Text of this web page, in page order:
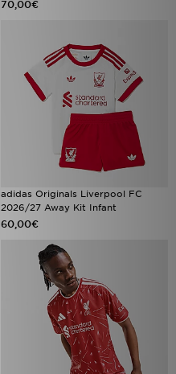
70,00€
adidas Originals Liverpool FC
2026/27 Away Kit Infant
60,00€